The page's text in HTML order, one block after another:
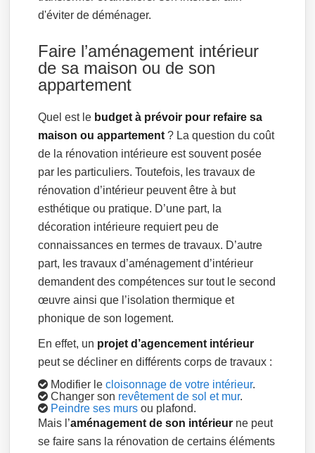
d'éviter de déménager.
Faire l’aménagement intérieur
de sa maison ou de son
appartement
Quel est le budget à prévoir pour refaire sa
maison ou appartement ? La question du coût
de la rénovation intérieure est souvent posée
par les particuliers. Toutefois, les travaux de
rénovation d’intérieur peuvent être à but
esthétique ou pratique. D’une part, la
décoration intérieure requiert peu de
connaissances en termes de travaux. D’autre
part, les travaux d’aménagement d’intérieur
demandent des compétences sur tout le second
œuvre ainsi que l’isolation thermique et
phonique de son logement.
En effet, un projet d’agencement intérieur
peut se décliner en différents corps de travaux :
Modifier lecloisonnage de votre intérieur.
Changer son revêtement de sol et mur.
Peindre ses murs ou plafond.
Mais l’aménagement de son intérieur ne peut
se faire sans la rénovation de certains éléments